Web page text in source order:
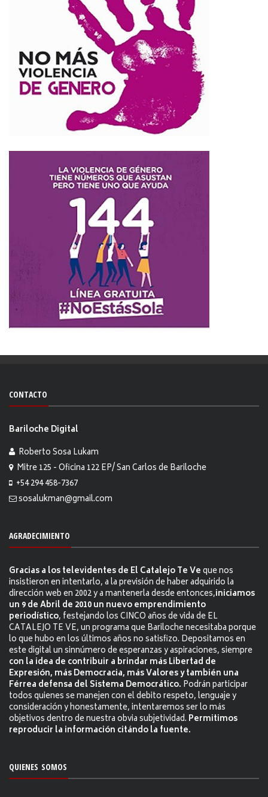
CONTACTO
Bariloche Digital
Roberto Sosa Lukam
Mitre 125 - Oficina 122 EP/ San Carlos de Bariloche
+54 294 458-7367
sosalukman@gmail.com
AGRADECIMIENTO
Gracias a los televidentes de El Catalejo Te Veque nos
insistieron en intentarlo, a la previsión de haber adquirido la
dirección web en 2002 y a mantenerla desde entonces,iniciamos
un 9 de Abril de 2010 un nuevo emprendimiento
periodístico, festejando los CINCO años de vida de EL
CATALEJO TE VE, un programa que Bariloche necesitaba porque
lo que hubo en los últimos años no satisfizo. Depositamos en
este digital un sinnúmero de esperanzas y aspiraciones, siempre
con la idea de contribuir a brindar más Libertad de
Expresión, más Democracia, más Valores y también una
Férrea defensa del Sistema Democrático. Podrán participar
todos quienes se manejen con el debito respeto, lenguaje y
consideración y honestamente, intentaremos ser lo más
objetivos dentro de nuestra obvia subjetividad. Permitimos
reproducir la información citándo la fuente.
QUIENES SOMOS